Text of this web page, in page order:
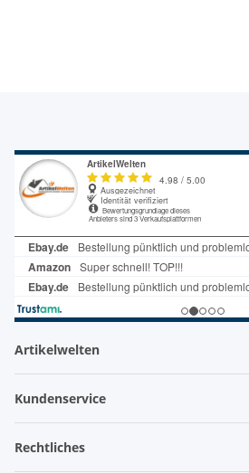
Artikelwelten
Kundenservice
Rechtliches